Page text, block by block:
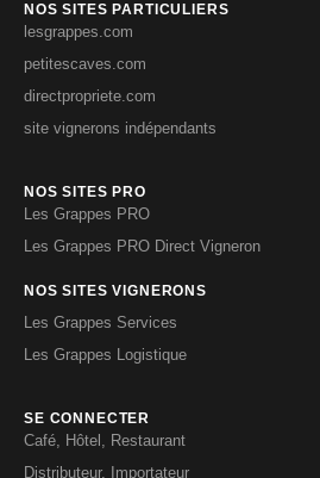
NOS SITES PARTICULIERS
lesgrappes.com
petitescaves.com
directpropriete.com
site vignerons indépendants
NOS SITES PRO
Les Grappes PRO
Les Grappes PRO Direct Vigneron
NOS SITES VIGNERONS
Les Grappes Services
Les Grappes Logistique
SE CONNECTER
Café, Hôtel, Restaurant
Distributeur, Importateur